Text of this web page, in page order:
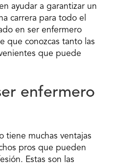
ayudar a garantizar un
carrera para todo el
en ser enfermero
que conozcas tanto las
que puede
enfermero
tiene muchas ventajas
pros que pueden
Estas son las